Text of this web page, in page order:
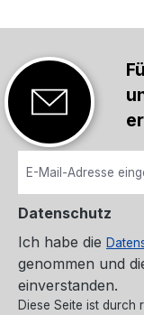
Datenschutz
Ich habe die
genommen und
einverstanden.
Diese Seite ist durch